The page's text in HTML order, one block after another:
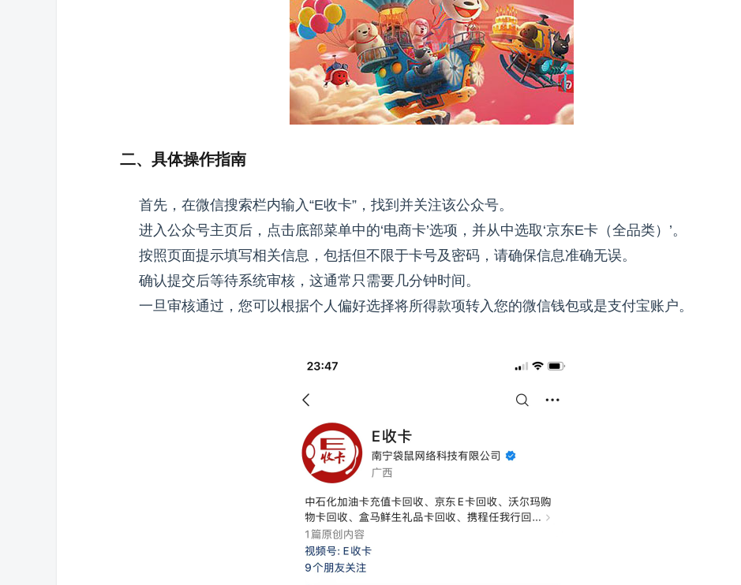
二、具体操作指南
首先，在微信搜索栏内输入“E收卡”，找到并关注该公众号。
进入公众号主页后，点击底部菜单中的‘电商卡’选项，并从中选取‘京东E卡（全品类）’。
按照页面提示填写相关信息，包括但不限于卡号及密码，请确保信息准确无误。
确认提交后等待系统审核，这通常只需要几分钟时间。
一旦审核通过，您可以根据个人偏好选择将所得款项转入您的微信钱包或是支付宝账户。